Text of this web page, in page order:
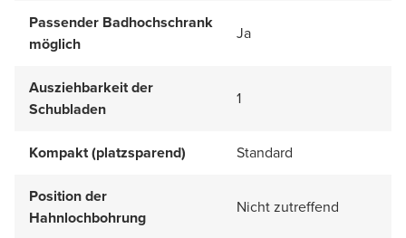
Passender Badhochschrank
möglich
Ja
Ausziehbarkeit der
Schubladen
1
Kompakt (platzsparend) Standard
Position der
Hahnlochbohrung
Nicht zutreffend